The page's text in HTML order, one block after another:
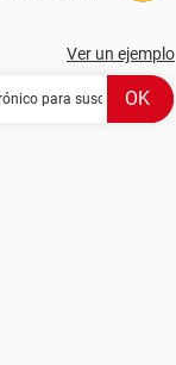
Ver un ejemplo